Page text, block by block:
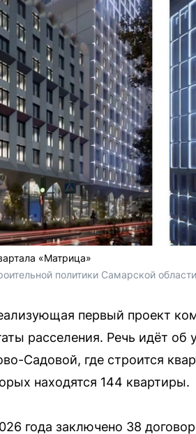
«Матрица»
политики Самарской области
первый проект
расселения. Речь идёт об
Садовой, где строится
находятся 144 квартиры.
года заключено 38